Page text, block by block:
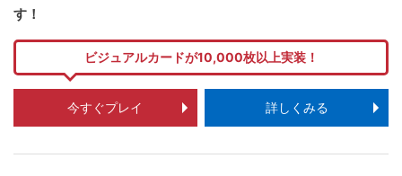
す！
ビジュアルカードが10,000枚以上実装！
今すぐプレイ 詳しくみる